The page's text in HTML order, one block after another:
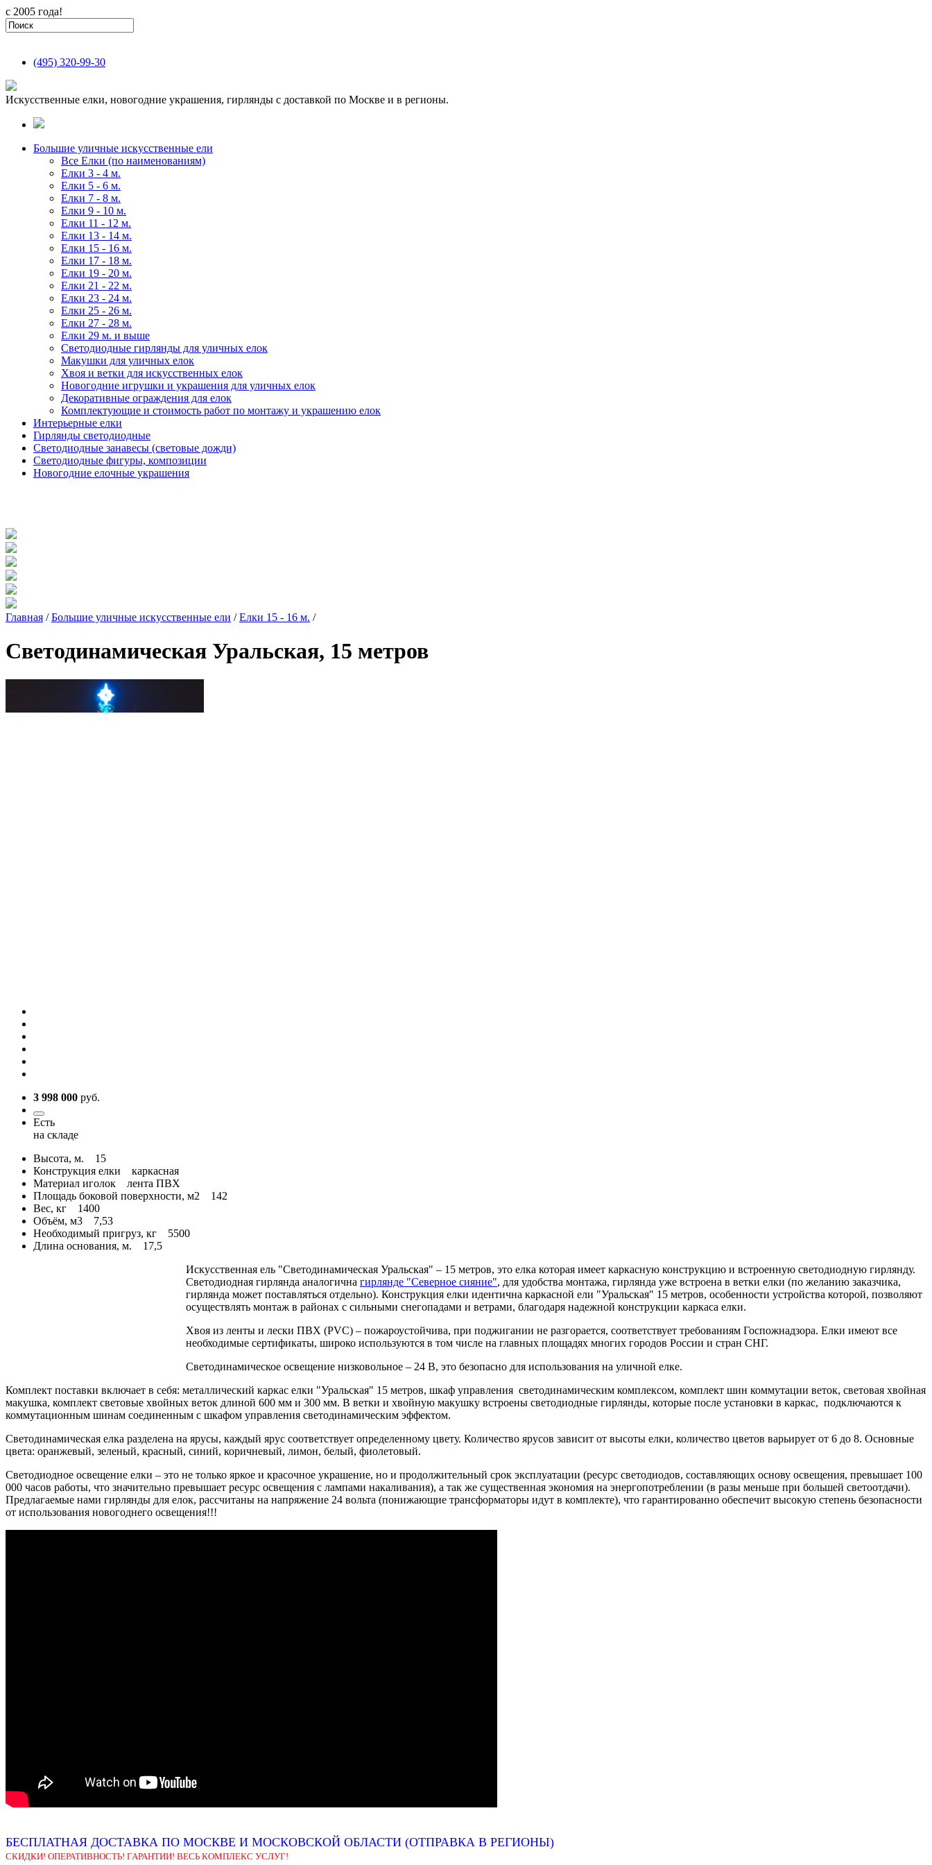
с 2005 года!
(495) 320-99-30
Искусственные елки, новогодние украшения, гирлянды с доставкой по Москве и в регионы.
Большие уличные искусственные ели
Все Елки (по наименованиям)
Елки 3 - 4 м.
Елки 5 - 6 м.
Елки 7 - 8 м.
Елки 9 - 10 м.
Елки 11 - 12 м.
Елки 13 - 14 м.
Елки 15 - 16 м.
Елки 17 - 18 м.
Елки 19 - 20 м.
Елки 21 - 22 м.
Елки 23 - 24 м.
Елки 25 - 26 м.
Елки 27 - 28 м.
Елки 29 м. и выше
Светодиодные гирлянды для уличных елок
Макушки для уличных елок
Хвоя и ветки для искусственных елок
Новогодние игрушки и украшения для уличных елок
Декоративные ограждения для елок
Комплектующие и стоимость работ по монтажу и украшению елок
Интерьерные елки
Гирлянды светодиодные
Светодиодные занавесы (световые дожди)
Светодиодные фигуры, композиции
Новогодние елочные украшения
Главная / Большие уличные искусственные ели / Елки 15 - 16 м. /
Светодинамическая Уральская, 15 метров
3 998 000 руб.
Есть
на складе
Высота, м. 15
Конструкция елки каркасная
Материал иголок лента ПВХ
Площадь боковой поверхности, м2 142
Вес, кг 1400
Объём, м3 7,53
Необходимый пригруз, кг 5500
Длина основания, м. 17,5
Искусственная ель "Светодинамическая Уральская" – 15 метров, это елка которая имеет каркасную конструкцию и встроенную светодиодную гирлянду.
Светодиодная гирлянда аналогична гирлянде "Северное сияние", для удобства монтажа, гирлянда уже встроена в ветки елки (по желанию заказчика,
гирлянда может поставляться отдельно). Конструкция елки идентична каркасной ели "Уральская" 15 метров, особенности устройства которой, позволяют
осуществлять монтаж в районах с сильными снегопадами и ветрами, благодаря надежной конструкции каркаса елки.
Хвоя из ленты и лески ПВХ (PVC) – пожароустойчива, при поджигании не разгорается, соответствует требованиям Госпожнадзора. Елки имеют все
необходимые сертификаты, широко используются в том числе на главных площадях многих городов России и стран СНГ.
Светодинамическое освещение низковольное – 24 В, это безопасно для использования на уличной елке.
Комплект поставки включает в себя: металлический каркас елки "Уральская" 15 метров, шкаф управления светодинамическим комплексом, комплект шин коммутации веток, световая хвойная
макушка, комплект световые хвойных веток длиной 600 мм и 300 мм. В ветки и хвойную макушку встроены светодиодные гирлянды, которые после установки в каркас, подключаются к
коммутационным шинам соединенным с шкафом управления светодинамическим эффектом.
Светодинамическая елка разделена на ярусы, каждый ярус соответствует определенному цвету. Количество ярусов зависит от высоты елки, количество цветов варьирует от 6 до 8. Основные
цвета: оранжевый, зеленый, красный, синий, коричневый, лимон, белый, фиолетовый.
Светодиодное освещение елки – это не только яркое и красочное украшение, но и продолжительный срок эксплуатации (ресурс светодиодов, составляющих основу освещения, превышает 100
000 часов работы, что значительно превышает ресурс освещения с лампами накаливания), а так же существенная экономия на энергопотреблении (в разы меньше при большей светоотдачи).
Предлагаемые нами гирлянды для елок, рассчитаны на напряжение 24 вольта (понижающие трансформаторы идут в комплекте), что гарантированно обеспечит высокую степень безопасности
от использования новогоднего освещения!!!
БЕСПЛАТНАЯ ДОСТАВКА ПО МОСКВЕ И МОСКОВСКОЙ ОБЛАСТИ (ОТПРАВКА В РЕГИОНЫ)
СКИДКИ! ОПЕРАТИВНОСТЬ! ГАРАНТИИ! ВЕСЬ КОМПЛЕКС УСЛУГ!